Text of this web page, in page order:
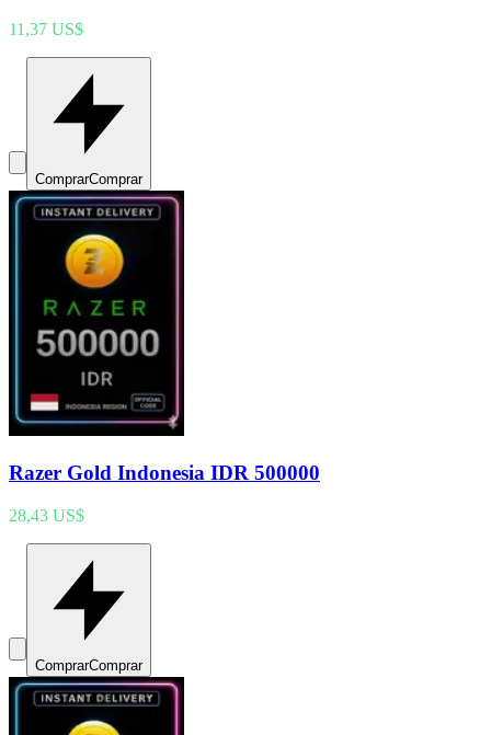
11,37 US$
ComprarComprar
Razer Gold Indonesia IDR 500000
28,43 US$
ComprarComprar